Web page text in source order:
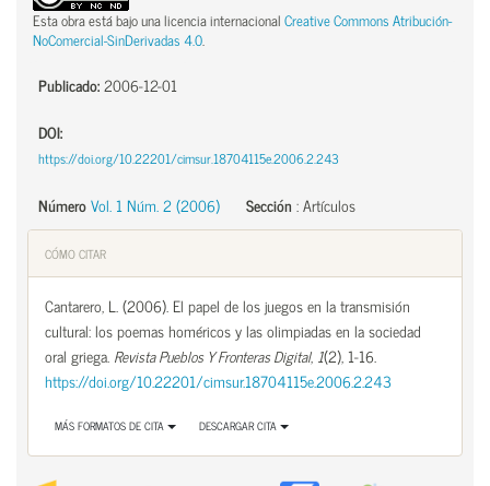
Esta obra está bajo una licencia internacionalCreative Commons Atribución-
NoComercial-SinDerivadas 4.0.
Publicado:2006-12-01
DOI:
https://doi.org/10.22201/cimsur.18704115e.2006.2.243
NúmeroVol. 1 Núm. 2 (2006) Sección :Artículos
CÓMO CITAR
Cantarero, L. (2006). El papel de los juegos en la transmisión
cultural: los poemas homéricos y las olimpiadas en la sociedad
oral griega. Revista Pueblos Y Fronteras Digital, 1(2), 1-16.
https://doi.org/10.22201/cimsur.18704115e.2006.2.243
MÁS FORMATOS DE CITA DESCARGAR CITA